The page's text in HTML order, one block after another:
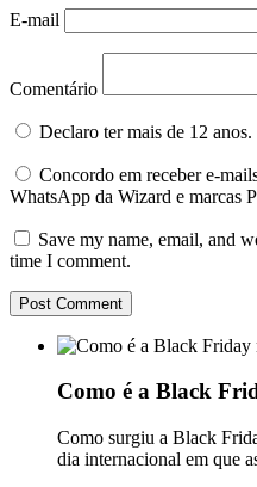
E-mail
Comentário
Declaro ter mais de 12 anos.
Concordo em receber e-
WhatsApp da Wizard e marcas
Save my name, email, and
time I comment.
Como é a Black
Como surgiu a Black
dia internacional em que